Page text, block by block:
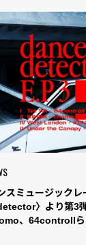
スミュージックレ
detector〉より第3
、64controllら